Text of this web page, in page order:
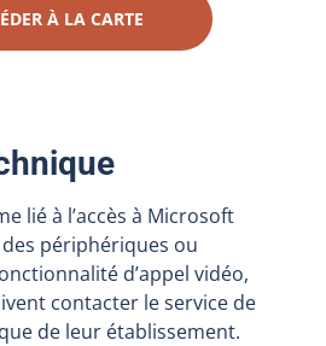
À LA CARTE
lié à l’accès à Microsoft
périphériques ou
d’appel vidéo,
contacter le service de
de leur établissement.